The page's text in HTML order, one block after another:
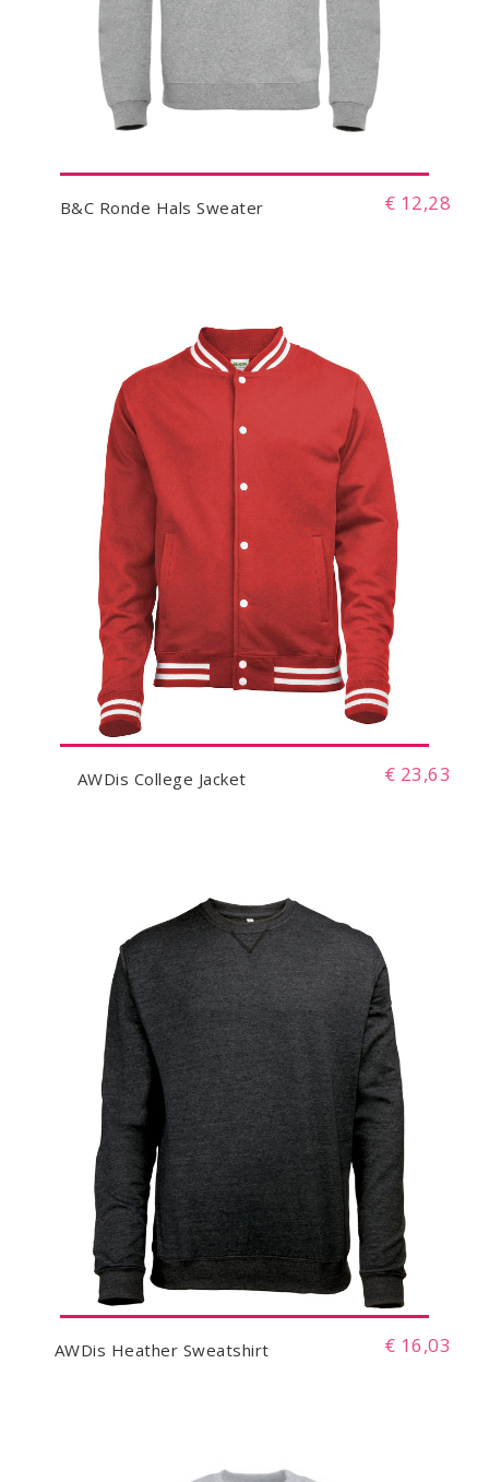
B&C Ronde Hals Sweater € 12,28
AWDis College Jacket € 23,63
AWDis Heather Sweatshirt € 16,03